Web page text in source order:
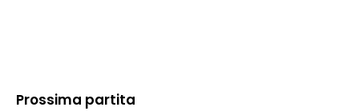
Prossima partita